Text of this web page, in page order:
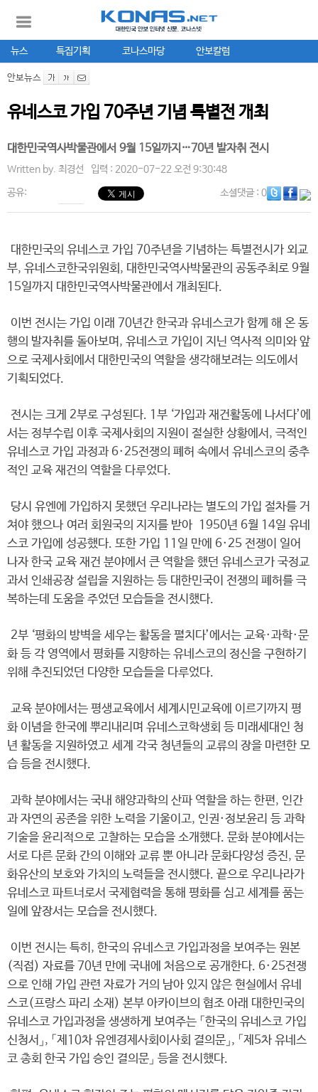
뉴스 특집기획 코나스마당 안보칼럼
안보뉴스
유네스코 가입 70주년 기념 특별전 개최
대한민국역사박물관에서 9월 15일까지…70년 발자취 전시
Written by. 최경선 입력 : 2020-07-22 오전 9:30:48
공유: 소셜댓글: 0
대한민국의 유네스코 가입 70주년을 기념하는 특별전시가 외교
부, 유네스코한국위원회, 대한민국역사박물관의 공동주최로 9월
15일까지 대한민국역사박물관에서 개최된다.
이번 전시는 가입 이래 70년간 한국과 유네스코가 함께 해 온 동
행의 발자취를 돌아보며, 유네스코 가입이 지닌 역사적 의미와 앞
으로 국제사회에서 대한민국의 역할을 생각해보려는 의도에서
기획되었다.
전시는 크게 2부로 구성된다. 1부 ‘가입과 재건활동에 나서다’에
서는 정부수립 이후 국제사회의 지원이 절실한 상황에서, 극적인
유네스코 가입 과정과 6·25전쟁의 폐허 속에서 유네스코의 중추
적인 교육 재건의 역할을 다루었다.
당시 유엔에 가입하지 못했던 우리나라는 별도의 가입 절차를 거
쳐야 했으나 여러 회원국의 지지를 받아 1950년 6월 14일 유네
스코 가입에 성공했다. 또한 가입 11일 만에 6·25 전쟁이 일어
나자 한국 교육 재건 분야에서 큰 역할을 했던 유네스코가 국정교
과서 인쇄공장 설립을 지원하는 등 대한민국이 전쟁의 폐허를 극
복하는데 도움을 주었던 모습들을 전시했다.
2부 ‘평화의 방벽을 세우는 활동을 펼치다’에서는 교육·과학·문
화 등 각 영역에서 평화를 지향하는 유네스코의 정신을 구현하기
위해 추진되었던 다양한 모습들을 다루었다.
교육 분야에서는 평생교육에서 세계시민교육에 이르기까지 평
화 이념을 한국에 뿌리내리며 유네스코학생회 등 미래세대인 청
년 활동을 지원하였고 세계 각국 청년들의 교류의 장을 마련한 모
습 등을 전시했다.
과학 분야에서는 국내 해양과학의 산파 역할을 하는 한편, 인간
과 자연의 공존을 위한 노력을 기울이고, 인권·정보윤리 등 과학
기술을 윤리적으로 고찰하는 모습을 소개했다. 문화 분야에서는
서로 다른 문화 간의 이해와 교류 뿐 아니라 문화다양성 증진, 문
화유산의 보호와 가치의 노력들을 전시했다. 끝으로 우리나라가
유네스코 파트너로서 국제협력을 통해 평화를 심고 세계를 품는
일에 앞장서는 모습을 전시했다.
이번 전시는 특히, 한국의 유네스코 가입과정을 보여주는 원본
(직접) 자료를 70년 만에 국내에 처음으로 공개한다. 6·25전쟁
으로 인해 가입 관련 자료가 거의 남아 있지 않은 현실에서 유네
스코(프랑스 파리 소재) 본부 아카이브의 협조 아래 대한민국의
유네스코 가입과정을 생생하게 보여주는 「한국의 유네스코 가입
신청서」, 「제10차 유엔경제사회이사회 결의문」, 「제5차 유네스
코 총회 한국 가입 승인 결의문」 등을 전시했다.